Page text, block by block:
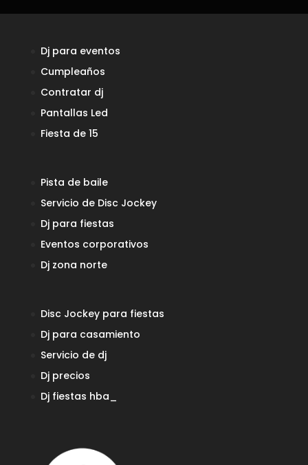
Dj para eventos
Cumpleaños
Contratar dj
Pantallas Led
Fiesta de 15
Pista de baile
Servicio de Disc Jockey
Dj para fiestas
Eventos corporativos
Dj zona norte
Disc Jockey para fiestas
Dj para casamiento
Servicio de dj
Dj precios
Dj fiestas hba_